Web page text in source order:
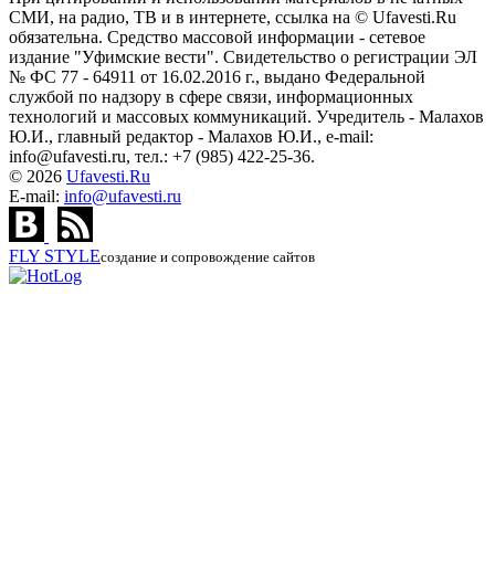
СМИ, на радио, ТВ и в интернете, ссылка на © Ufavesti.Ru
обязательна. Средство массовой информации - сетевое
издание "Уфимские вести". Свидетельство о регистрации ЭЛ
№ ФС 77 - 64911 от 16.02.2016 г., выдано Федеральной
службой по надзору в сфере связи, информационных
технологий и массовых коммуникаций. Учредитель - Малахов
Ю.И., главный редактор - Малахов Ю.И., e-mail:
info@ufavesti.ru, тел.: +7 (985) 422-25-36.
© 2026 Ufavesti.Ru
E-mail: info@ufavesti.ru
FLY STYLEсоздание и сопровождение сайтов